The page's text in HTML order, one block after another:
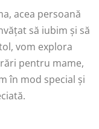
acea persoană
să iubim și să
vom explora
pentru mame,
în mod special și